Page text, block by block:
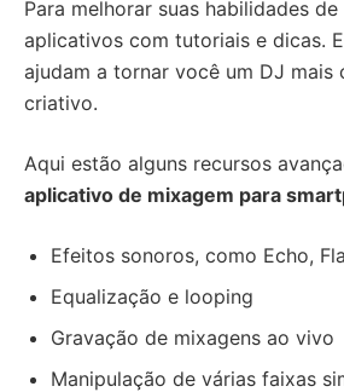
Para melhorar suas habilidades
aplicativos com tutoriais e dicas.
ajudam a tornar você um DJ mais
criativo.
Aqui estão alguns recursos
aplicativo de mixagem para
Efeitos sonoros, como Echo,
Equalização e looping
Gravação de mixagens ao vivo
Manipulação de várias faixas